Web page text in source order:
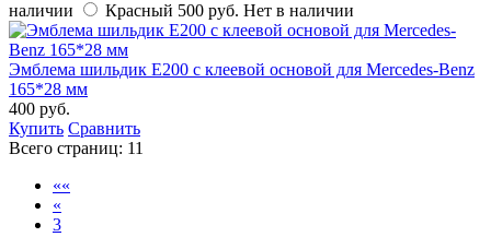
наличии
Красный 500 руб. Нет в наличии
Эмблема шильдик E200 с клеевой основой для Mercedes-Benz
165*28 мм
400 руб.
Купить Сравнить
Всего страниц: 11
««
«
3